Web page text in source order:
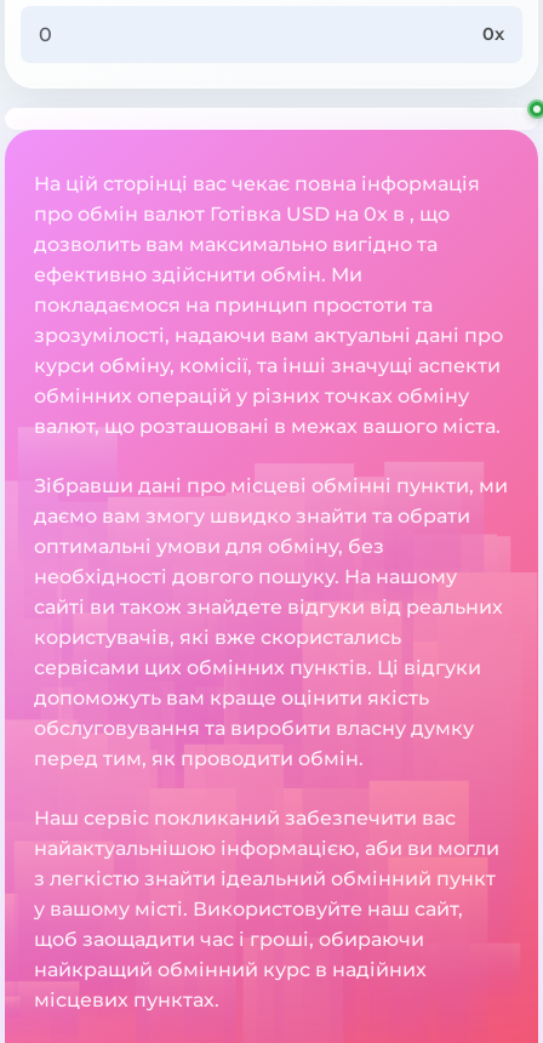
0x
На цій сторінці вас чекає повна інформація
про обмін валют Готівка USD на 0x в , що
дозволить вам максимально вигідно та
ефективно здійснити обмін. Ми
покладаємося на принцип простоти та
зрозумілості, надаючи вам актуальні дані про
курси обміну, комісії, та інші значущі аспекти
обмінних операцій у різних точках обміну
валют, що розташовані в межах вашого міста.
Зібравши дані про місцеві обмінні пункти, ми
даємо вам змогу швидко знайти та обрати
оптимальні умови для обміну, без
необхідності довгого пошуку. На нашому
сайті ви також знайдете відгуки від реальних
користувачів, які вже скористались
сервісами цих обмінних пунктів. Ці відгуки
допоможуть вам краще оцінити якість
обслуговування та виробити власну думку
перед тим, як проводити обмін.
Наш сервіс покликаний забезпечити вас
найактуальнішою інформацією, аби ви могли
з легкістю знайти ідеальний обмінний пункт
у вашому місті. Використовуйте наш сайт,
щоб заощадити час і гроші, обираючи
найкращий обмінний курс в надійних
місцевих пунктах.